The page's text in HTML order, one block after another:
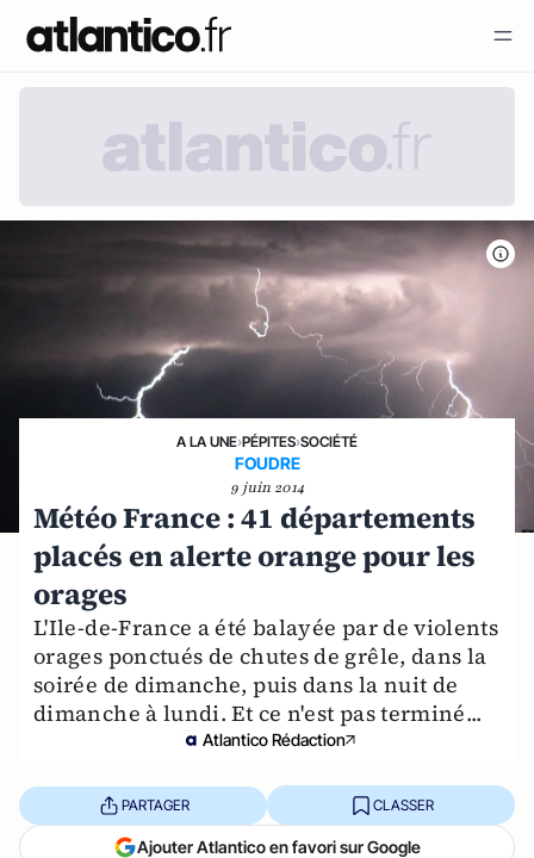
A LA UNE›PÉPITES›SOCIÉTÉ
FOUDRE
9 juin 2014
Météo France : 41 départements
placés en alerte orange pour les
orages
L'Ile-de-France a été balayée par de violents
orages ponctués de chutes de grêle, dans la
soirée de dimanche, puis dans la nuit de
dimanche à lundi. Et ce n'est pas terminé...
Atlantico Rédaction
PARTAGER CLASSER
Ajouter Atlantico en favori sur Google